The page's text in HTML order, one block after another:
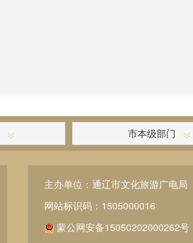
市本级部门
主办单位：通辽市文化旅游广电局
网站标识码：1505000016
蒙公网安备15050202000262号